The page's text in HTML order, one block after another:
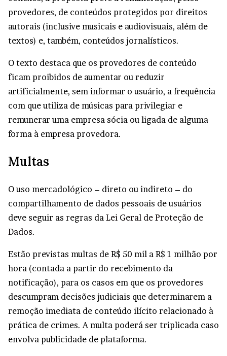
provedores, de conteúdos protegidos por direitos
autorais (inclusive musicais e audiovisuais, além de
textos) e, também, conteúdos jornalísticos.
O texto destaca que os provedores de conteúdo
ficam proibidos de aumentar ou reduzir
artificialmente, sem informar o usuário, a frequência
com que utiliza de músicas para privilegiar e
remunerar uma empresa sócia ou ligada de alguma
forma à empresa provedora.
Multas
O uso mercadológico – direto ou indireto – do
compartilhamento de dados pessoais de usuários
deve seguir as regras da Lei Geral de Proteção de
Dados.
Estão previstas multas de R$ 50 mil a R$ 1 milhão por
hora (contada a partir do recebimento da
notificação), para os casos em que os provedores
descumpram decisões judiciais que determinarem a
remoção imediata de conteúdo ilícito relacionado à
prática de crimes. A multa poderá ser triplicada caso
envolva publicidade de plataforma.